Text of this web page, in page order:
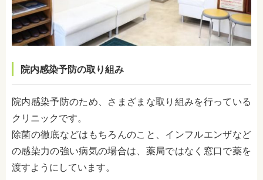
院内感染予防の取り組み
院内感染予防のため、さまざまな取り組みを行っている
クリニックです。
除菌の徹底などはもちろんのこと、インフルエンザなど
の感染力の強い病気の場合は、薬局ではなく窓口で薬を
渡すようにしています。